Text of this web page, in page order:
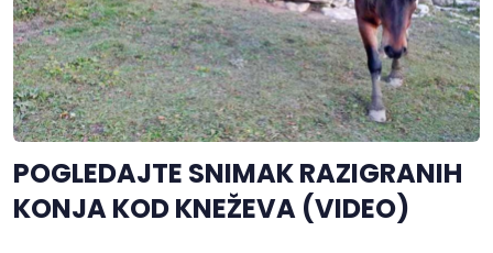
POGLEDAJTE SNIMAK RAZIGRANIH
KONJA KOD KNEŽEVA (VIDEO)